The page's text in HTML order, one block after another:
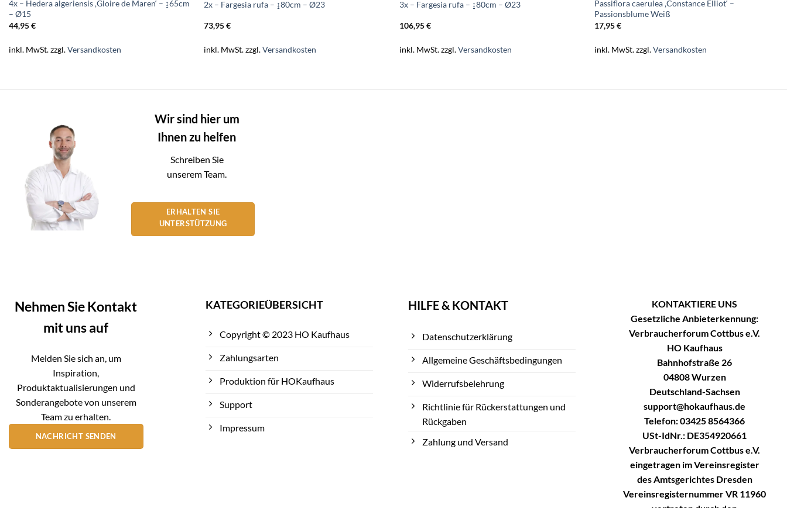
4x – Hedera algeriensis ‚Gloire de Maren‘ – ↨65cm
– Ø15
44,95€
inkl. MwSt.zzgl.Versandkosten
2x – Fargesia rufa – ↨80cm – Ø23
73,95€
inkl. MwSt.zzgl.Versandkosten
3x – Fargesia rufa – ↨80cm – Ø23
106,95€
inkl. MwSt.zzgl.Versandkosten
Passiflora caerulea ‚Constance Elliot‘ –
Passionsblume Weiß
17,95€
inkl. MwSt.zzgl.Versandkosten
Wir sind hier um
Ihnen zu helfen
Schreiben Sie
unserem Team.
ERHALTEN SIE
UNTERSTÜTZUNG
Nehmen Sie Kontakt
mit uns auf
Melden Sie sich an, um
Inspiration,
Produktaktualisierungen und
Sonderangebote von unserem
Team zu erhalten.
NACHRICHT SENDEN
KATEGORIEÜBERSICHT
Copyright © 2023 HO Kaufhaus
Zahlungsarten
Produktion für HOKaufhaus
Support
Impressum
HILFE & KONTAKT
Datenschutzerklärung
Allgemeine Geschäftsbedingungen
Widerrufsbelehrung
Richtlinie für Rückerstattungen und
Rückgaben
Zahlung und Versand
KONTAKTIERE UNS
Gesetzliche Anbieterkennung:
Verbraucherforum Cottbus e.V.
HO Kaufhaus
Bahnhofstraße 26
04808 Wurzen
Deutschland-Sachsen
support@hokaufhaus.de
Telefon: 03425 8564366
USt-IdNr.: DE354920661
Verbraucherforum Cottbus e.V.
eingetragen im Vereinsregister
des Amtsgerichtes Dresden
Vereinsregisternummer VR 11960